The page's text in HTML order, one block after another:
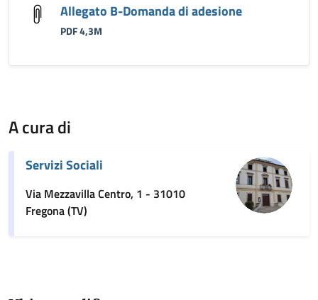
Allegato B-Domanda di adesione
PDF 4,3M
A cura di
Servizi Sociali
Via Mezzavilla Centro, 1 - 31010
Fregona (TV)